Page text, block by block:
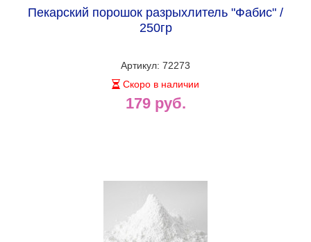
Пекарский порошок разрыхлитель "Фабис" /
250гр
Артикул: 72273
Скоро в наличии
179 руб.